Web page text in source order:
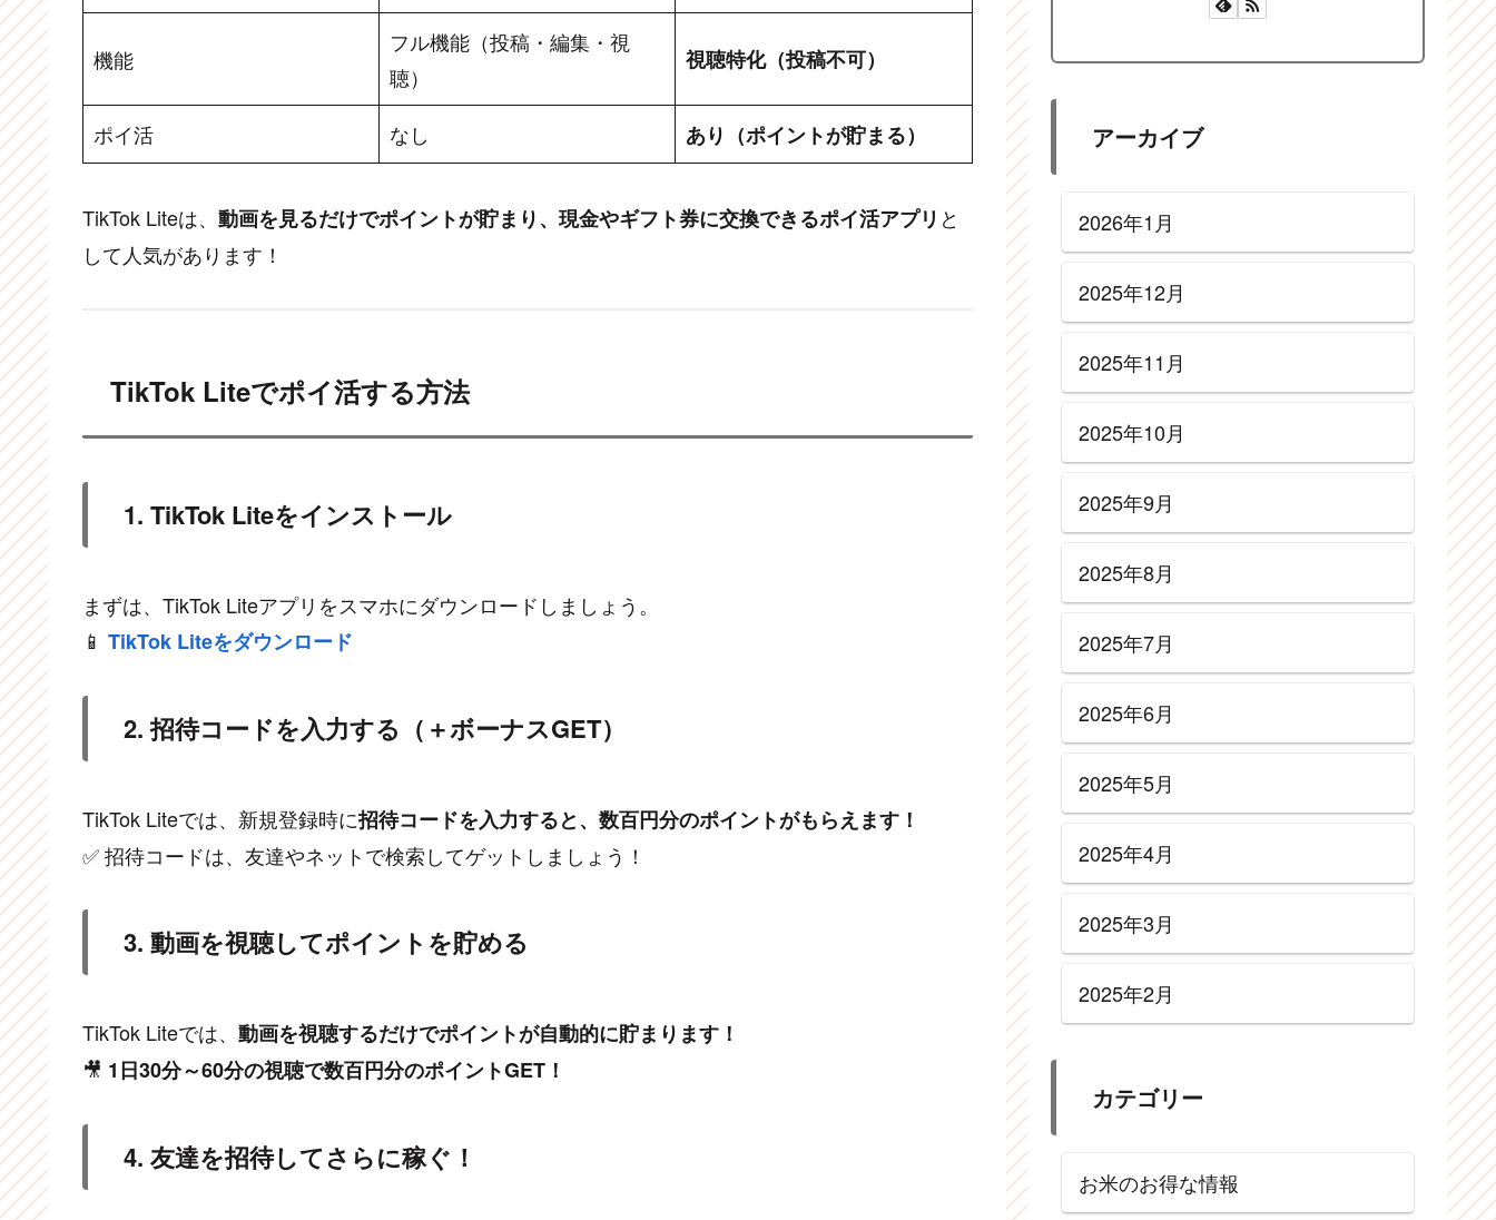
機能
フル機能（投稿・編集・視
聴）
視聴特化（投稿不可）
ポイ活 なし あり（ポイントが貯まる）
TikTok Liteは、 動画を見るだけでポイントが貯まり、現金やギフト券に交換できるポイ活アプリ と
して人気があります！
TikTok Liteでポイ活する方法
1. TikTok Liteをインストール
まずは、TikTok Liteアプリをスマホにダウンロードしましょう。
📱 TikTok Liteをダウンロード
2. 招待コードを入力する（＋ボーナスGET）
TikTok Liteでは、新規登録時に招待コードを入力すると、数百円分のポイントがもらえます！
✅ 招待コードは、友達やネットで検索してゲットしましょう！
3. 動画を視聴してポイントを貯める
TikTok Liteでは、 動画を視聴するだけでポイントが自動的に貯まります！
🎥 1日30分～60分の視聴で数百円分のポイントGET！
4. 友達を招待してさらに稼ぐ！
アーカイブ
2026年1月
2025年12月
2025年11月
2025年10月
2025年9月
2025年8月
2025年7月
2025年6月
2025年5月
2025年4月
2025年3月
2025年2月
カテゴリー
お米のお得な情報